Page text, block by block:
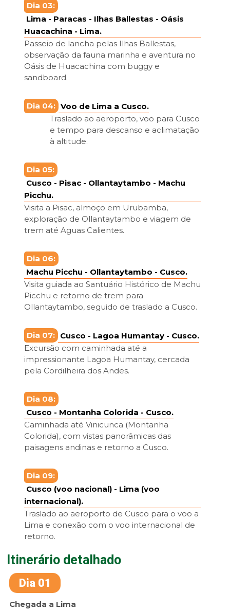
Dia 03:
Lima - Paracas - Ilhas Ballestas - Oásis
Huacachina - Lima.
Passeio de lancha pelas Ilhas Ballestas,
observação da fauna marinha e aventura no
Oásis de Huacachina com buggy e
sandboard.
Dia 04: Voo de Lima a Cusco.
Traslado ao aeroporto, voo para Cusco
e tempo para descanso e aclimatação
à altitude.
Dia 05:
Cusco - Pisac - Ollantaytambo - Machu
Picchu.
Visita a Pisac, almoço em Urubamba,
exploração de Ollantaytambo e viagem de
trem até Aguas Calientes.
Dia 06:
Machu Picchu - Ollantaytambo - Cusco.
Visita guiada ao Santuário Histórico de Machu
Picchu e retorno de trem para
Ollantaytambo, seguido de traslado a Cusco.
Dia 07: Cusco - Lagoa Humantay - Cusco.
Excursão com caminhada até a
impressionante Lagoa Humantay, cercada
pela Cordilheira dos Andes.
Dia 08:
Cusco - Montanha Colorida - Cusco.
Caminhada até Vinicunca (Montanha
Colorida), com vistas panorâmicas das
paisagens andinas e retorno a Cusco.
Dia 09:
Cusco (voo nacional) - Lima (voo
internacional).
Traslado ao aeroporto de Cusco para o voo a
Lima e conexão com o voo internacional de
retorno.
Itinerário detalhado
Dia 01
Chegada a Lima